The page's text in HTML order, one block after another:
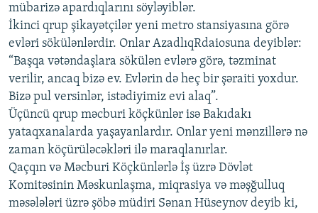
mübarizə apardıqlarını söyləyiblər.
İkinci qrup şikayətçilər yeni metro stansiyasına görə
evləri sökülənlərdir. Onlar AzadlıqRdaiosuna deyiblər:
“Başqa vətəndaşlara sökülən evlərə görə, təzminat
verilir, ancaq bizə ev. Evlərin də heç bir şəraiti yoxdur.
Bizə pul versinlər, istədiyimiz evi alaq”.
Üçüncü qrup məcburi köçkünlər isə Bakıdakı
yataqxanalarda yaşayanlardır. Onlar yeni mənzillərə nə
zaman köçürüləcəkləri ilə maraqlanırlar.
Qaçqın və Məcburi Köçkünlərlə İş üzrə Dövlət
Komitəsinin Məskunlaşma, miqrasiya və məşğulluq
məsələləri üzrə şöbə müdiri Sənan Hüseynov deyib ki,